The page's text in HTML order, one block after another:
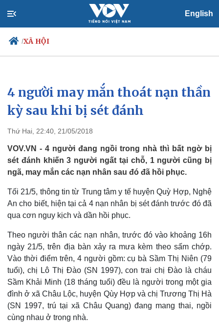
English
/XÃ HỘI
Chính trị
Đảng
Tổ chức nhân sự
Nhận diện sự thật
Xã hội
Tin 24h
Dự báo thời tiết
Việc làm
Biển đảo
4 người may mắn thoát nạn thần
kỳ sau khi bị sét đánh
Thứ Hai, 22:40, 21/05/2018
VOV.VN - 4 người đang ngồi trong nhà thì bất ngờ bị
sét đánh khiến 3 người ngất tại chỗ, 1 người cũng bị
ngã, may mắn các nạn nhân sau đó đã hồi phục.
Tối 21/5, thông tin từ Trung tâm y tế huyện Quỳ Hợp, Nghệ
An cho biết, hiện tại cả 4 nạn nhân bị sét đánh trước đó đã
qua cơn nguy kịch và dần hồi phục.
Theo người thân các nạn nhân, trước đó vào khoảng 16h
ngày 21/5, trên địa bàn xảy ra mưa kèm theo sấm chớp.
Vào thời điểm trên, 4 người gồm: cụ bà Sầm Thị Niên (79
tuổi), chị Lô Thị Đào (SN 1997), con trai chị Đào là cháu
Sầm Khải Minh (18 tháng tuổi) đều là người trong một gia
đình ở xã Châu Lộc, huyện Qùy Hợp và chị Trương Thị Hà
(SN 1997, trú tại xã Châu Quang) đang mang thai, ngồi
cùng nhau ở trong nhà.